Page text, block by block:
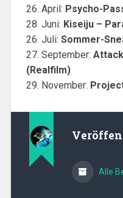
26. April: Psycho-
28. Juni: Kiseiju –
26. Juli: Sommer-
27. September:
(Realfilm)
29. November:
Alle